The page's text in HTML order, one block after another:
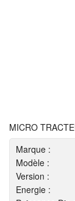
MICRO
Marque :
Modèle :
Version :
Energie :